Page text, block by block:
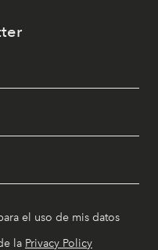
el uso de mis datos
la Privacy Policy